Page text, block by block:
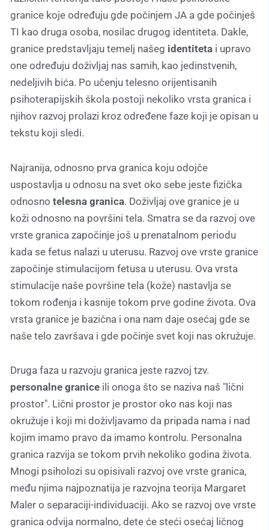
granice koje određuju gde počinjem JA a gde počinješ
TI kao druga osoba, nosilac drugog identiteta. Dakle,
granice predstavljaju temelj našeg identiteta i upravo
one određuju doživljaj nas samih, kao jedinstvenih,
nedeljivih bića. Po učenju telesno orijentisanih
psihoterapijskih škola postoji nekoliko vrsta granica i
njihov razvoj prolazi kroz određene faze koji je opisan u
tekstu koji sledi.
Najranija, odnosno prva granica koju odojče
uspostavlja u odnosu na svet oko sebe jeste fizička
odnosno telesna granica. Doživljaj ove granice je u
koži odnosno na površini tela. Smatra se da razvoj ove
vrste granica započinje još u prenatalnom periodu
kada se fetus nalazi u uterusu. Razvoj ove vrste granice
započinje stimulacijom fetusa u uterusu. Ova vrsta
stimulacije naše površine tela (kože) nastavlja se
tokom rođenja i kasnije tokom prve godine života. Ova
vrsta granice je bazična i ona nam daje osećaj gde se
naše telo završava i gde počinje svet koji nas okružuje.
Druga faza u razvoju granica jeste razvoj tzv.
personalne granice ili onoga što se naziva naš ″lični
prostor″. Lični prostor je prostor oko nas koji nas
okružuje i koji mi doživljavamo da pripada nama i nad
kojim imamo pravo da imamo kontrolu. Personalna
granica razvija se tokom prvih nekoliko godina života.
Mnogi psiholozi su opisivali razvoj ove vrste granica,
među njima najpoznatija je razvojna teorija Margaret
Maler o separaciji-individuaciji. Ako se razvoj ove vrste
granica odvija normalno, dete će steći osećaj ličnog